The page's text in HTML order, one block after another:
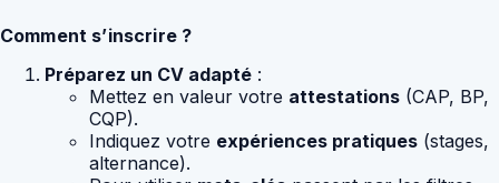
Comment s’inscrire ?
Préparez un CV adapté :
Mettez en valeur votre attestations (CAP, BP,
CQP).
Indiquez votre expériences pratiques (stages,
alternance).